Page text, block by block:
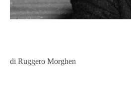
di Ruggero Morghen